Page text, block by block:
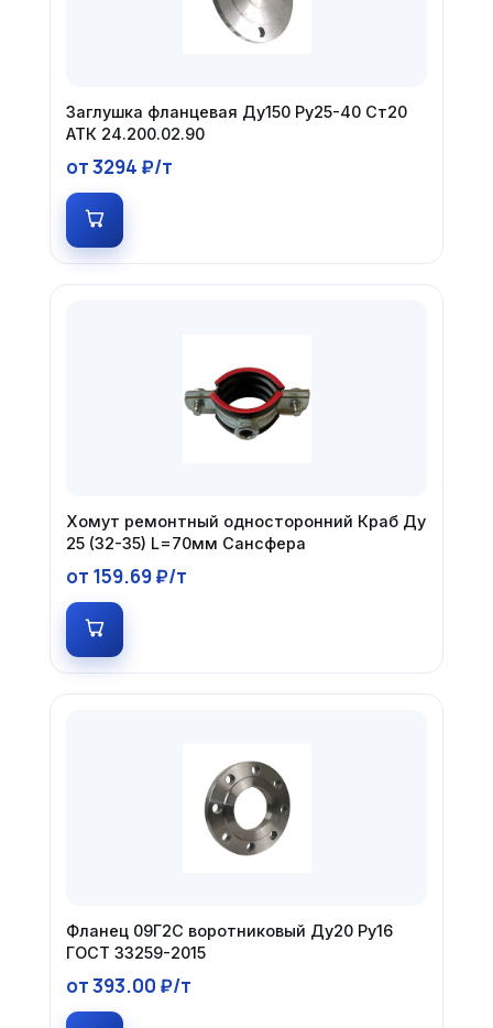
Заглушка фланцевая Ду150 Ру25-40 Ст20
АТК 24.200.02.90
от 3294 ₽/т
Хомут ремонтный односторонний Краб Ду
25 (32-35) L=70мм Сансфера
от 159.69 ₽/т
Фланец 09Г2С воротниковый Ду20 Ру16
ГОСТ 33259-2015
от 393.00 ₽/т